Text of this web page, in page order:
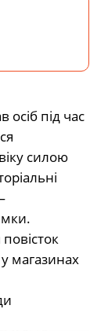
під час
силою
магазинах